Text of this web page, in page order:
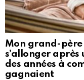
Mon grand-
s’allonger après
des années à
gagnaient